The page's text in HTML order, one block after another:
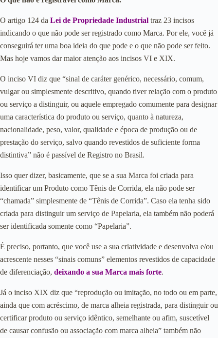
O artigo 124 da Lei de Propriedade Industrial traz 23 incisos
indicando o que não pode ser registrado como Marca. Por ele, você já
conseguirá ter uma boa ideia do que pode e o que não pode ser feito.
Mas hoje vamos dar maior atenção aos incisos VI e XIX.
O inciso VI diz que “sinal de caráter genérico, necessário, comum,
vulgar ou simplesmente descritivo, quando tiver relação com o produto
ou serviço a distinguir, ou aquele empregado comumente para designar
uma característica do produto ou serviço, quanto à natureza,
nacionalidade, peso, valor, qualidade e época de produção ou de
prestação do serviço, salvo quando revestidos de suficiente forma
distintiva” não é passível de Registro no Brasil.
Isso quer dizer, basicamente, que se a sua Marca foi criada para
identificar um Produto como Tênis de Corrida, ela não pode ser
“chamada” simplesmente de “Tênis de Corrida”. Caso ela tenha sido
criada para distinguir um serviço de Papelaria, ela também não poderá
ser identificada somente como “Papelaria”.
É preciso, portanto, que você use a sua criatividade e desenvolva e/ou
acrescente nesses “sinais comuns” elementos revestidos de capacidade
de diferenciação, deixando a sua Marca mais forte.
Já o inciso XIX diz que “reprodução ou imitação, no todo ou em parte,
ainda que com acréscimo, de marca alheia registrada, para distinguir ou
certificar produto ou serviço idêntico, semelhante ou afim, suscetível
de causar confusão ou associação com marca alheia” também não